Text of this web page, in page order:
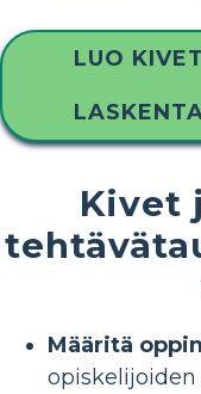
LUO
Kivet
Määritä